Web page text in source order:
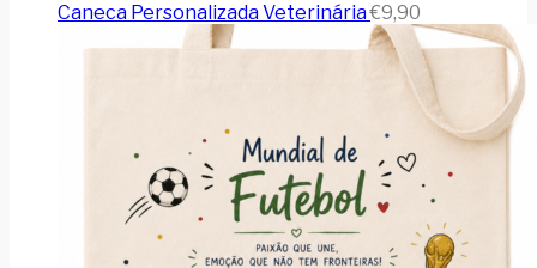
Caneca Personalizada Veterinária€9,90